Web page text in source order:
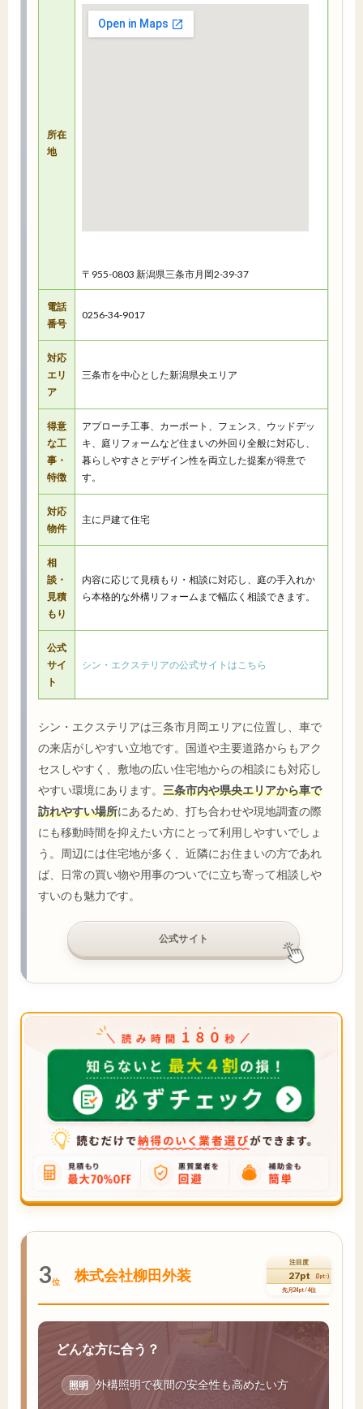
所在
地
〒955-0803 新潟県三条市月岡2-39-37
電話
番号
0256-34-9017
対応
エリ
ア
三条市を中心とした新潟県央エリア
得意
な工
事・
特徴
アプローチ工事、カーポート、フェンス、ウッドデッ
キ、庭リフォームなど住まいの外回り全般に対応し、
暮らしやすさとデザイン性を両立した提案が得意で
す。
対応
物件
主に戸建て住宅
相
談・
見積
もり
内容に応じて見積もり・相談に対応し、庭の手入れか
ら本格的な外構リフォームまで幅広く相談できます。
公式
サイ
ト
シン・エクステリアの公式サイトはこちら
シン・エクステリアは三条市月岡エリアに位置し、車で
の来店がしやすい立地です。国道や主要道路からもアク
セスしやすく、敷地の広い住宅地からの相談にも対応し
やすい環境にあります。 三条市内や県央エリアから車で
訪れやすい場所にあるため、打ち合わせや現地調査の際
にも移動時間を抑えたい方にとって利用しやすいでしょ
う。周辺には住宅地が多く、近隣にお住まいの方であれ
ば、日常の買い物や用事のついでに立ち寄って相談しや
すいのも魅力です。
公式サイト
3位 株式会社柳田外装
注目度
27pt (3pt↑)
先月24pt / 4位
どんな方に合う？
照明 外構照明で夜間の安全性も高めたい方